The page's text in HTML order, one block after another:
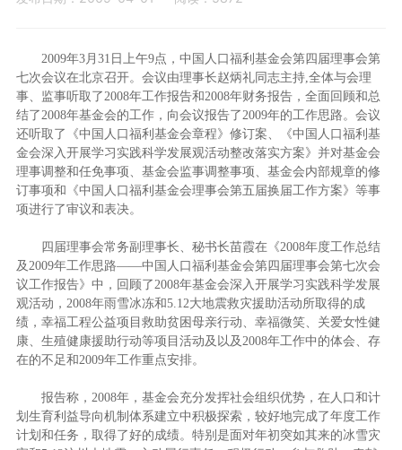
2009年3月31日上午9点，中国人口福利基金会第四届理事会第
七次会议在北京召开。会议由理事长赵炳礼同志主持,全体与会理
事、监事听取了2008年工作报告和2008年财务报告，全面回顾和总
结了2008年基金会的工作，向会议报告了2009年的工作思路。会议
还听取了《中国人口福利基金会章程》修订案、《中国人口福利基
金会深入开展学习实践科学发展观活动整改落实方案》并对基金会
理事调整和任免事项、基金会监事调整事项、基金会内部规章的修
订事项和《中国人口福利基金会理事会第五届换届工作方案》等事
项进行了审议和表决。
四届理事会常务副理事长、秘书长苗霞在《2008年度工作总结
及2009年工作思路——中国人口福利基金会第四届理事会第七次会
议工作报告》中，回顾了2008年基金会深入开展学习实践科学发展
观活动，2008年雨雪冰冻和5.12大地震救灾援助活动所取得的成
绩，幸福工程公益项目救助贫困母亲行动、幸福微笑、关爱女性健
康、生殖健康援助行动等项目活动及以及2008年工作中的体会、存
在的不足和2009年工作重点安排。
报告称，2008年，基金会充分发挥社会组织优势，在人口和计
划生育利益导向机制体系建立中积极探索，较好地完成了年度工作
计划和任务，取得了好的成绩。特别是面对年初突如其来的冰雪灾